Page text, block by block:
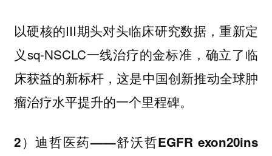
以硬核的III期头对头临床研究数据，重新定
义sq-NSCLC一线治疗的金标准，确立了临
床获益的新标杆，这是中国创新推动全球肿
瘤治疗水平提升的一个里程碑。
2）迪哲医药——舒沃哲EGFR exon20ins